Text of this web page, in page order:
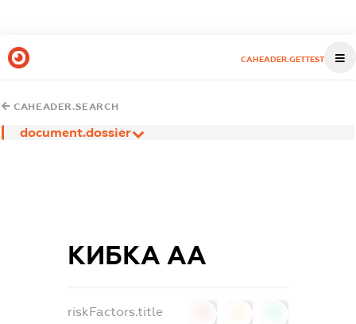
CAHEADER.GETTEST
CAHEADER.SEARCH
document.dossier
КИБКА АА
riskFactors.title